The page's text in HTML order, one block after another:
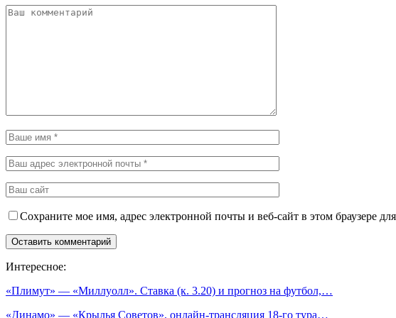
Сохраните мое имя, адрес электронной почты и веб-сайт в этом браузере
Интересное:
«Плимут» — «Миллуолл». Ставка (к. 3.20) и прогноз на футбол,…
«Динамо» — «Крылья Советов», онлайн-трансляция 18-го тура…